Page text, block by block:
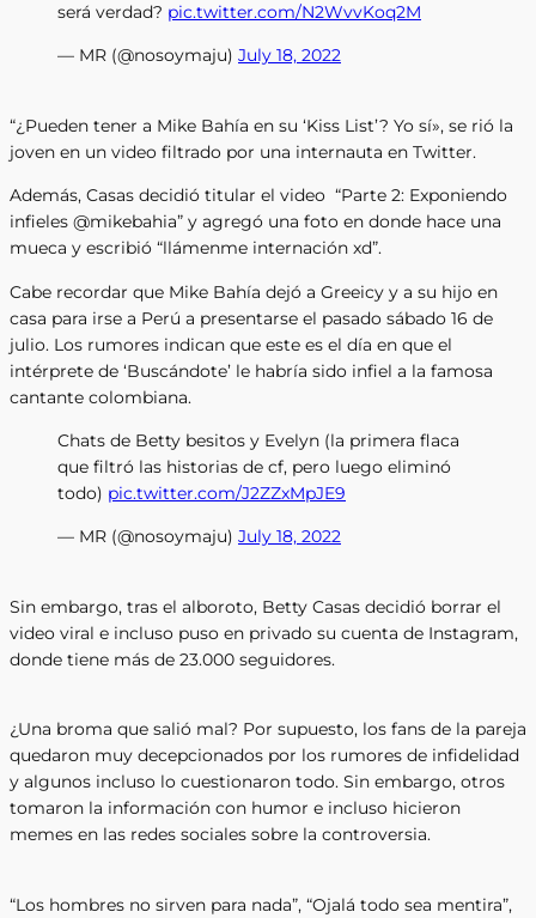
será verdad? pic.twitter.com/N2WvvKoq2M
— MR (@nosoymaju) July 18, 2022
“¿Pueden tener a Mike Bahía en su ‘Kiss List’? Yo sí», se rió la
joven en un video filtrado por una internauta en Twitter.
Además, Casas decidió titular el video “Parte 2: Exponiendo
infieles @mikebahia” y agregó una foto en donde hace una
mueca y escribió “llámenme internación xd”.
Cabe recordar que Mike Bahía dejó a Greeicy y a su hijo en
casa para irse a Perú a presentarse el pasado sábado 16 de
julio. Los rumores indican que este es el día en que el
intérprete de ‘Buscándote’ le habría sido infiel a la famosa
cantante colombiana.
Chats de Betty besitos y Evelyn (la primera flaca
que filtró las historias de cf, pero luego eliminó
todo) pic.twitter.com/J2ZZxMpJE9
— MR (@nosoymaju) July 18, 2022
Sin embargo, tras el alboroto, Betty Casas decidió borrar el
video viral e incluso puso en privado su cuenta de Instagram,
donde tiene más de 23.000 seguidores.
¿Una broma que salió mal? Por supuesto, los fans de la pareja
quedaron muy decepcionados por los rumores de infidelidad
y algunos incluso lo cuestionaron todo. Sin embargo, otros
tomaron la información con humor e incluso hicieron
memes en las redes sociales sobre la controversia.
“Los hombres no sirven para nada”, “Ojalá todo sea mentira”,